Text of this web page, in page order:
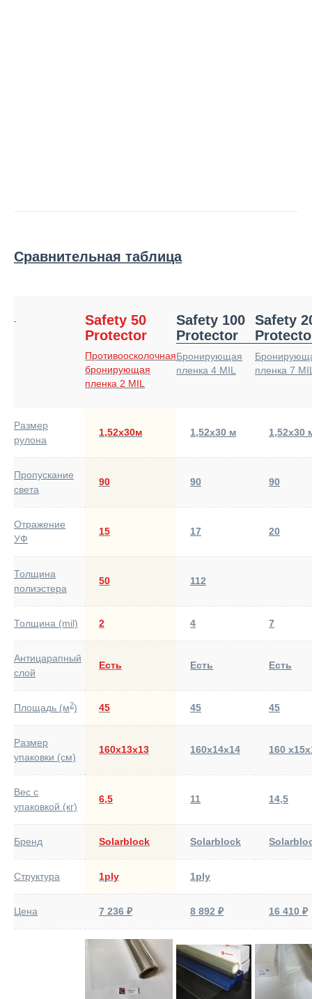
Сравнительная таблица
Safety 50
Protector
Противоосколочная
бронирующая
пленка 2 MIL
Safety 100
Protector
Бронирующая
пленка 4 MIL
Safety
пленка 7
Размер
рулона
1,52х30м 1,52х30 м 1,52х30
Пропускание
света
90 90 90
Отражение
УФ
15 17 20
Толщина
полиэстера
50 112
Толщина (mil) 2 4 7
Антицарапный
слой
Есть Есть Есть
Площадь (м2) 45 45 45
Размер
упаковки (см)
160х13х13 160х14х14 160
Вес с
упаковкой (кг)
6,5 11 14,5
Бренд Solarblock Solarblock
Структура 1ply 1ply
Цена 7 236 ₽ 8 892 ₽ 16 410 ₽